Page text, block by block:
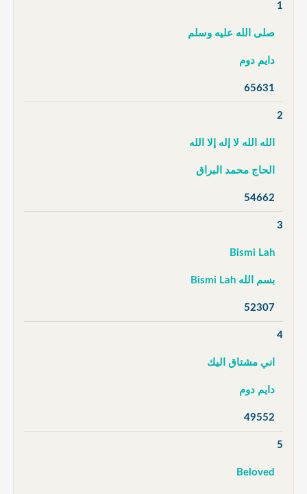
1
صلى الله عليه وسلم
دايم دوم
65631
2
الله الله لا إله إلا الله
الحاج محمد البراق
54662
3
Bismi Lah
بسم الله Bismi Lah
52307
4
اني مشتاق اليك
دايم دوم
49552
5
Beloved